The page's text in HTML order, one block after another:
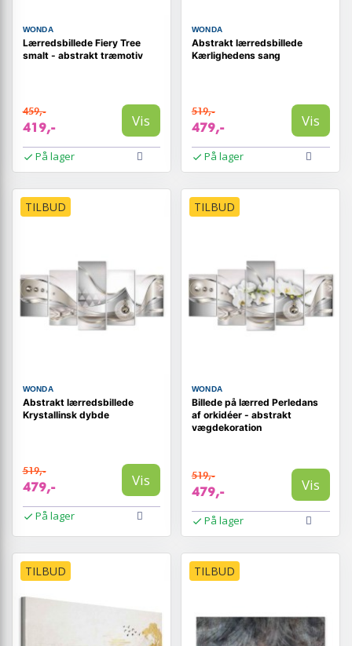
WONDA
Lærredsbillede Fiery Tree
smalt - abstrakt træmotiv
459,-
419,- Vis
På lager
WONDA
Abstrakt lærredsbillede
Kærlighedens sang
519,-
479,- Vis
På lager
TILBUD
WONDA
Abstrakt lærredsbillede
Krystallinsk dybde
519,-
479,- Vis
På lager
TILBUD
WONDA
Billede på lærred Perledans
af orkidéer - abstrakt
vægdekoration
519,-
479,- Vis
På lager
TILBUD TILBUD